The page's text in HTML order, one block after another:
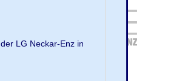
LG Neckar-Enz in